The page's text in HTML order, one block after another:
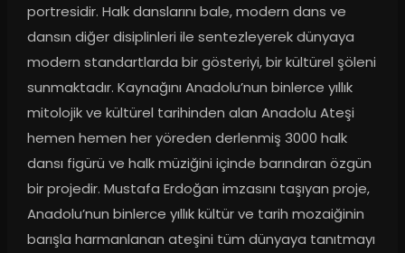
portresidir. Halk danslarını bale, modern dans ve
dansın diğer disiplinleri ile sentezleyerek dünyaya
modern standartlarda bir gösteriyi, bir kültürel şöleni
sunmaktadır. Kaynağını Anadolu’nun binlerce yıllık
mitolojik ve kültürel tarihinden alan Anadolu Ateşi
hemen hemen her yöreden derlenmiş 3000 halk
dansı figürü ve halk müziğini içinde barındıran özgün
bir projedir. Mustafa Erdoğan imzasını taşıyan proje,
Anadolu’nun binlerce yıllık kültür ve tarih mozaiğinin
barışla harmanlanan ateşini tüm dünyaya tanıtmayı